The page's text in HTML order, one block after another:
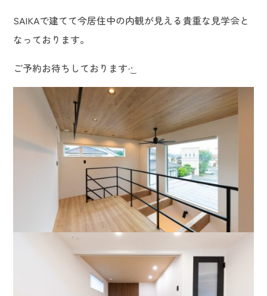
SAIKAで建てて今居住中の内観が見える貴重な見学会と
なっております。
ご予約お待ちしております·͜·